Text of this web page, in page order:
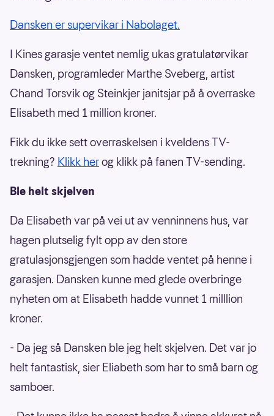
Dansken er supervikar i Nabolaget.
I Kines garasje ventet nemlig ukas gratulatørvikar
Dansken, programleder Marthe Sveberg, artist
Chand Torsvik og Steinkjer janitsjar på å overraske
Elisabeth med 1 million kroner.
Fikk du ikke sett overraskelsen i kveldens TV-
trekning? Klikk herog klikk på fanen TV-sending.
Ble helt skjelven
Da Elisabeth var på vei ut av venninnens hus, var
hagen plutselig fylt opp av den store
gratulasjonsgjengen som hadde ventet på henne i
garasjen. Dansken kunne med glede overbringe
nyheten om at Elisabeth hadde vunnet 1 milllion
kroner.
- Da jeg så Dansken ble jeg helt skjelven. Det var jo
helt fantastisk, sier Eliabeth som har to små barn og
samboer.